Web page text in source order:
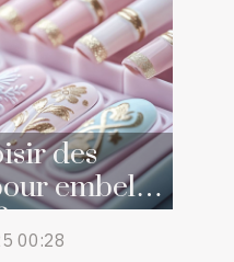
des
embellir
00:28